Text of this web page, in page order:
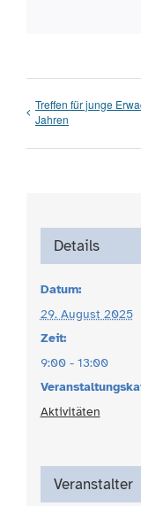
Treffen für junge
Jahren
Details
Datum:
29. August 2025
Zeit:
9:00 - 13:00
Aktivitäten
Veranstalter